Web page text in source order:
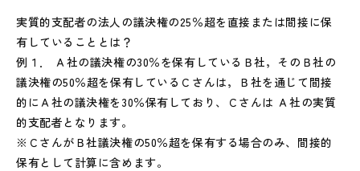
実質的支配者の法人の議決権の25％超を直接または間接に保
有していることとは？
例１． Ａ社の議決権の30％を保有しているＢ社，そのＢ社の
議決権の50％超を保有しているＣさんは，Ｂ社を通じて間接
的にＡ社の議決権を30％保有しており、Ｃさんは Ａ社の実質
的支配者となります。
※ＣさんがＢ社議決権の50％超を保有する場合のみ、間接的
保有として計算に含めます。